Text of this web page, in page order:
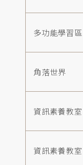
多功能學習區
角落世界
資訊素養教
資訊素養教